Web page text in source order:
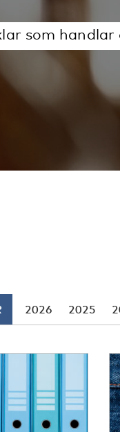
som handlar
2026 2025